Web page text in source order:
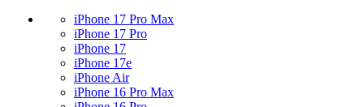
iPhone 17 Pro Max
iPhone 17 Pro
iPhone 17
iPhone 17e
iPhone Air
iPhone 16 Pro Max